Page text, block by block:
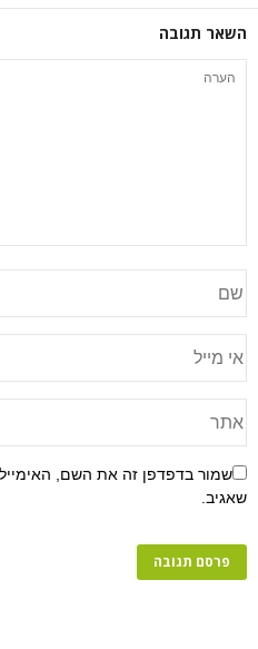
השאר תגובה
שמור בדפדפן זה את השם,
שאגיב.